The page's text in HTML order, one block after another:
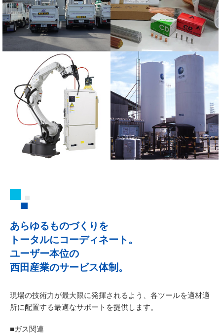
あらゆるものづくりを
トータルにコーディネート。
ユーザー本位の
西田産業のサービス体制。
現場の技術力が最大限に発揮されるよう、 各ツールを適材適
所に配置する最適なサポートを提供します。
■ガス関連